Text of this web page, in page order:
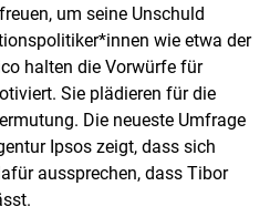
um seine Unschuld
wie etwa der
halten die Vorwürfe für
Sie plädieren für die
Die neueste Umfrage
Ipsos zeigt, dass sich
aussprechen, dass Tibor